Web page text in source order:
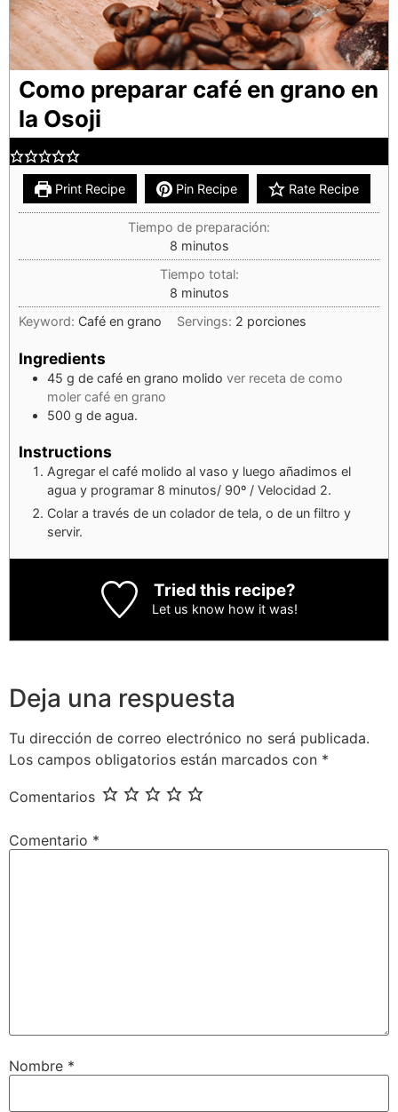
Como preparar café en grano en
la Osoji
Print Recipe Pin Recipe Rate Recipe
Tiempo de preparación:
8 minutos
Tiempo total:
8 minutos
Keyword: Café en grano Servings: 2 porciones
Ingredients
45 g de café en grano molido ver receta de como
moler café en grano
500 g de agua.
Instructions
Agregar el café molido al vaso y luego añadimos el
agua y programar 8 minutos/ 90º / Velocidad 2.
Colar a través de un colador de tela, o de un filtro y
servir.
Tried this recipe?
Let us know how it was!
Deja una respuesta
Tu dirección de correo electrónico no será publicada.
Los campos obligatorios están marcados con *
Comentarios
Comentario *
Nombre *